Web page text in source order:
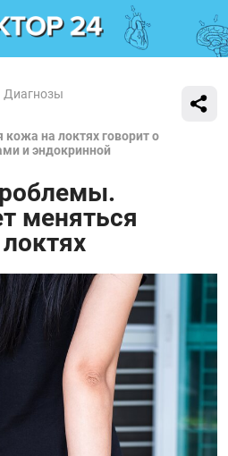
Диагнозы
кожа на локтях говорит о
и эндокринной
меняться